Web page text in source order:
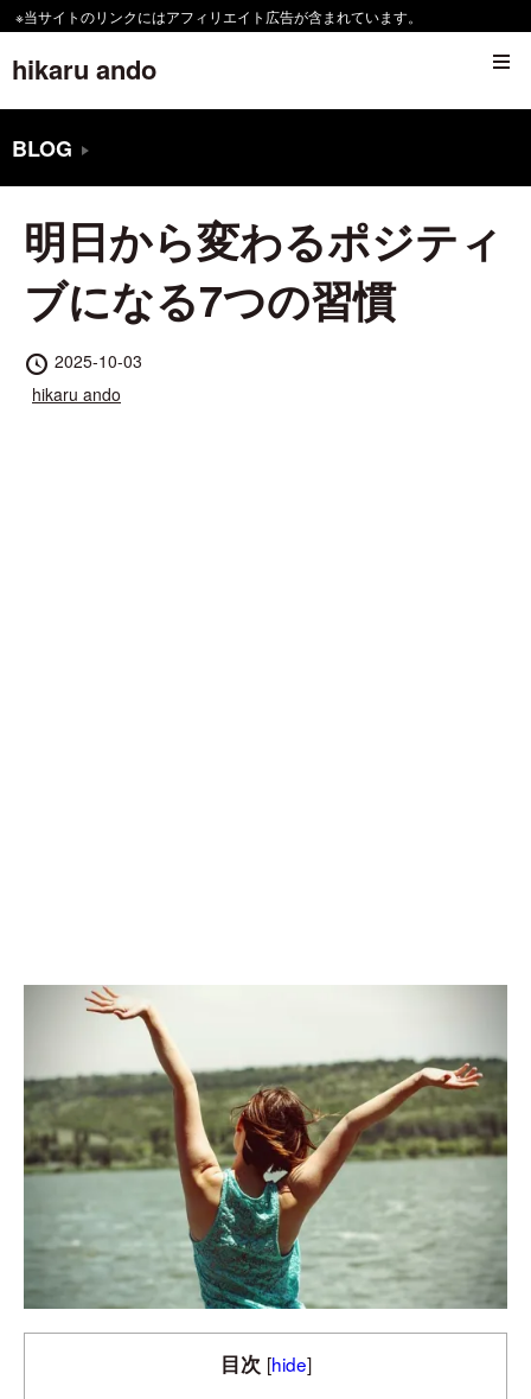
コ
ン
※当サイトのリンクにはアフィリエイト広告が含まれています。
hikaru ando
BLOG
明日から変わるポジティ
ブになる7つの習慣
投
日
2025-10-03
投
hikaru ando
目次 [hide]